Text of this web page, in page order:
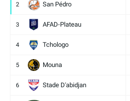
2 San Pédro
3 AFAD-Plateau
4 Tchologo
5 Mouna
6 Stade D'abidjan